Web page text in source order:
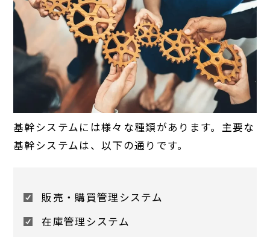
基幹システムには様々な種類があります。主要な
基幹システムは、以下の通りです。
販売・購買管理システム
在庫管理システム